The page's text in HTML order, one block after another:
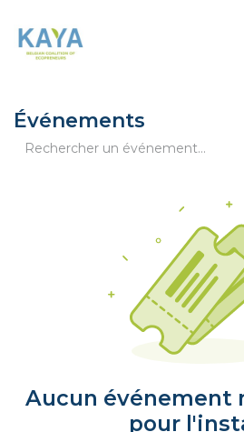
Événements
Aucun événement
pour